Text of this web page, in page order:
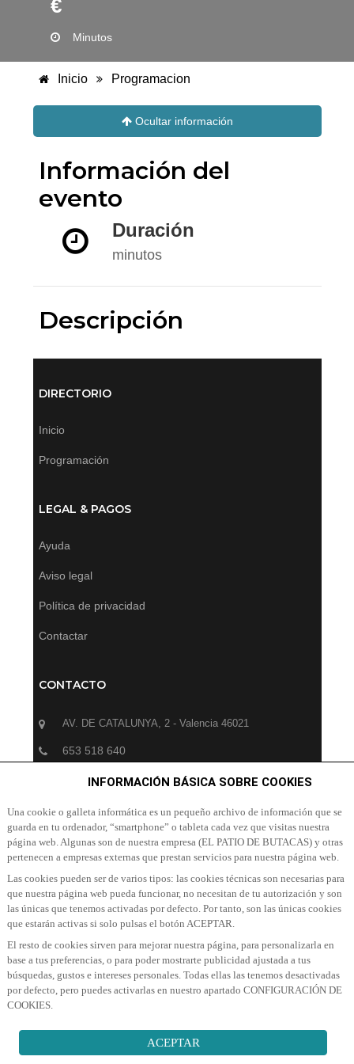
€
Minutos
Inicio Programacion
Ocultar información
Información del
evento
Duración
minutos
Descripción
DIRECTORIO
Inicio
Programación
LEGAL & PAGOS
Ayuda
Aviso legal
Política de privacidad
Contactar
CONTACTO
AV. DE CATALUNYA, 2 - Valencia 46021
653 518 640
info@patiodebutacas.com
SUSCRÍBETE A NUESTRA NEWSLETTER
Suscribete a nuestra Newsletter para recibir las últimas
noticias y ofertas
SUSCRIBIR A NEWSLETTER
INFORMACIÓN BÁSICA SOBRE COOKIES
Una cookie o galleta informática es un pequeño archivo de información que se
guarda en tu ordenador, “smartphone” o tableta cada vez que visitas nuestra
página web. Algunas son de nuestra empresa (EL PATIO DE BUTACAS) y otras
pertenecen a empresas externas que prestan servicios para nuestra página web.
Las cookies pueden ser de varios tipos: las cookies técnicas son necesarias para
que nuestra página web pueda funcionar, no necesitan de tu autorización y son
las únicas que tenemos activadas por defecto. Por tanto, son las únicas cookies
que estarán activas si solo pulsas el botón ACEPTAR.
El resto de cookies sirven para mejorar nuestra página, para personalizarla en
base a tus preferencias, o para poder mostrarte publicidad ajustada a tus
búsquedas, gustos e intereses personales. Todas ellas las tenemos desactivadas
por defecto, pero puedes activarlas en nuestro apartado CONFIGURACIÓN DE
COOKIES.
ACEPTAR